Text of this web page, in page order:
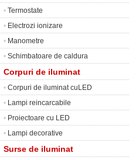
• Termostate
• Electrozi ionizare
• Manometre
• Schimbatoare de caldura
Corpuri de iluminat
• Corpuri de iluminat cuLED
• Lampi reincarcabile
• Proiectoare cu LED
• Lampi decorative
Surse de iluminat